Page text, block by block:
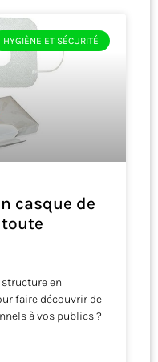
HYGIÈNE ET SÉCURITÉ
casque de
en
faire découvrir de
à vos publics ?